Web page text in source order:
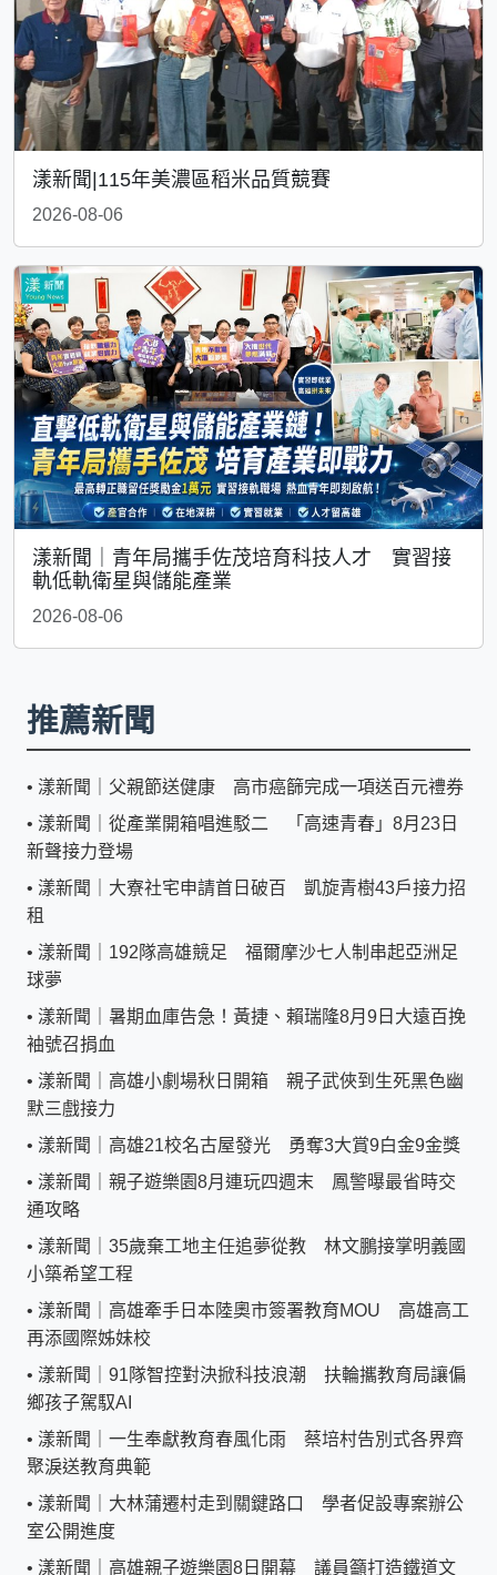
漾新聞|115年美濃區稻米品質競賽
2026-08-06
漾新聞｜青年局攜手佐茂培育科技人才 實習接
軌低軌衛星與儲能產業
2026-08-06
推薦新聞
• 漾新聞｜父親節送健康 高市癌篩完成一項送百元禮券
• 漾新聞｜從產業開箱唱進駁二 「高速青春」8月23日
新聲接力登場
• 漾新聞｜大寮社宅申請首日破百 凱旋青樹43戶接力招
租
• 漾新聞｜192隊高雄競足 福爾摩沙七人制串起亞洲足
球夢
• 漾新聞｜暑期血庫告急！黃捷、賴瑞隆8月9日大遠百挽
袖號召捐血
• 漾新聞｜高雄小劇場秋日開箱 親子武俠到生死黑色幽
默三戲接力
• 漾新聞｜高雄21校名古屋發光 勇奪3大賞9白金9金獎
• 漾新聞｜親子遊樂園8月連玩四週末 鳳警曝最省時交
通攻略
• 漾新聞｜35歲棄工地主任追夢從教 林文鵬接掌明義國
小築希望工程
• 漾新聞｜高雄牽手日本陸奧市簽署教育MOU 高雄高工
再添國際姊妹校
• 漾新聞｜91隊智控對決掀科技浪潮 扶輪攜教育局讓偏
鄉孩子駕馭AI
• 漾新聞｜一生奉獻教育春風化雨 蔡培村告別式各界齊
聚淚送教育典範
• 漾新聞｜大林蒲遷村走到關鍵路口 學者促設專案辦公
室公開進度
• 漾新聞｜高雄親子遊樂園8日開幕 議員籲打造鐵道文